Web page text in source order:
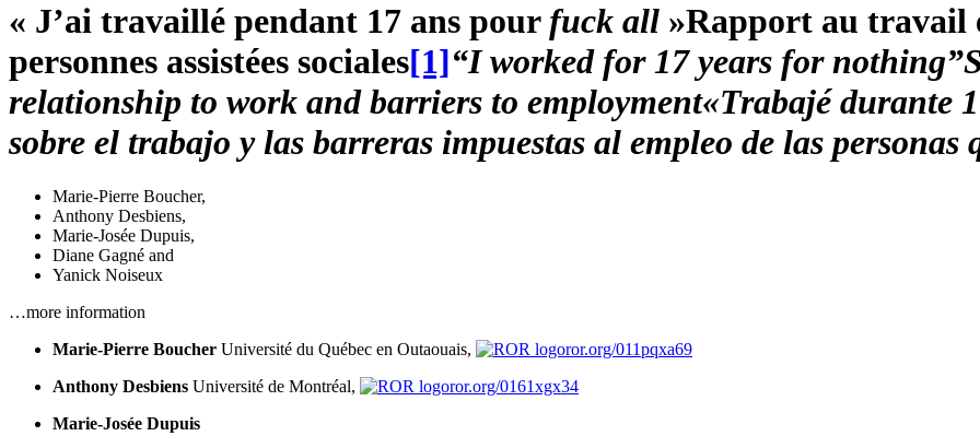
« J’ai travaillé pendant 17 ans pour fuck all »Rapport au travail
personnes assistées sociales[1]“I worked for 17 years for nothing”
relationship to work and barriers to employment«Trabajé durante
sobre el trabajo y las barreras impuestas al empleo de las personas
Marie-Pierre Boucher,
Anthony Desbiens,
Marie-Josée Dupuis,
Diane Gagné and
Yanick Noiseux
…more information
Marie-Pierre Boucher Université du Québec en Outaouais,
ror.org/011pqxa69
Anthony Desbiens Université de Montréal,
ror.org/0161xgx34
Marie-Josée Dupuis